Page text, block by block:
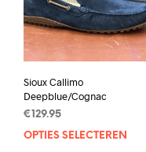
Sioux Callimo
Deepblue/Cognac
€ 129.95
OPTIES SELECTEREN